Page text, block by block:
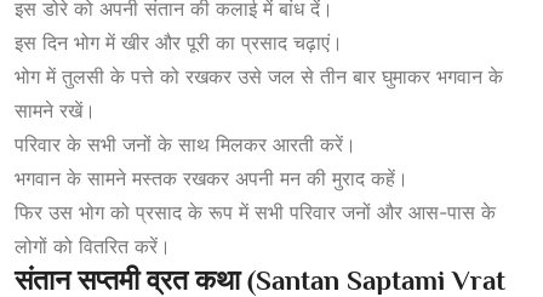
इस डोरे को अपनी संतान की कलाई में बांध दें।
इस दिन भोग में खीर और पूरी का प्रसाद चढ़ाएं।
भोग में तुलसी के पत्ते को रखकर उसे जल से तीन बार घुमाकर भगवान के
सामने रखें।
परिवार के सभी जनों के साथ मिलकर आरती करें।
भगवान के सामने मस्तक रखकर अपनी मन की मुराद कहें।
फिर उस भोग को प्रसाद के रूप में सभी परिवार जनों और आस-पास के
लोगों को वितरित करें।
संतानसप्तमीव्रतकथा (Santan Saptami Vrat